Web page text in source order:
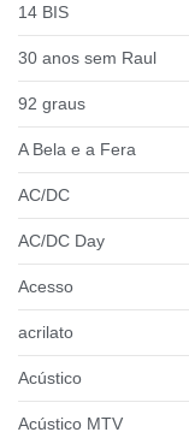
14 BIS
30 anos sem Raul
92 graus
A Bela e a Fera
AC/DC
AC/DC Day
Acesso
acrilato
Acústico
Acústico MTV